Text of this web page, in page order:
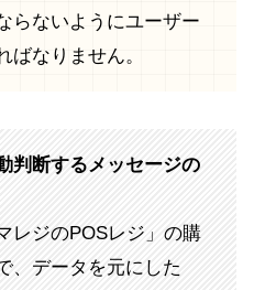
らないようにユーザー
ばなりません。
判断するメッセージの
レジのPOSレジ」の購
、データを元にした